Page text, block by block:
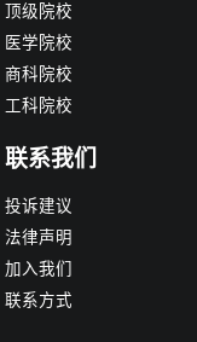
顶级院校
医学院校
商科院校
工科院校
联系我们
投诉建议
法律声明
加入我们
联系方式